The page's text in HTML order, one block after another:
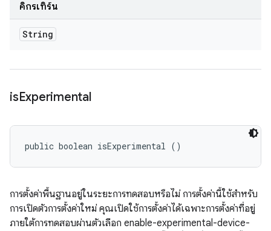
คิกรีเทิร์น
String
isExperimental
public boolean isExperimental ()
การตั้งค่าพื้นฐานอยู่ในระยะการทดสอบหรือไม่ การตั้งค่านี้ใช้สำหรับ
การเปิดตัวการตั้งค่าใหม่ คุณเปิดใช้การตั้งค่าได้เฉพาะการตั้งค่าที่อยู่
ภายใต้การทดสอบผ่านตัวเลือก enable-experimental-device-